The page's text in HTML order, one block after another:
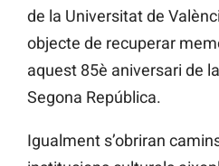
de la Universitat de
objecte de recuperar
aquest 85è aniversari de
Segona República.
Igualment s’obriran